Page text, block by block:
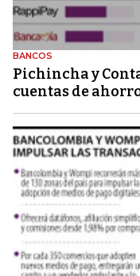
BANCOS
Pichincha y
cuentas de